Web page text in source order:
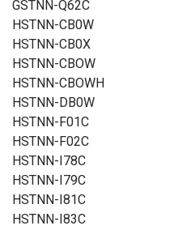
GSTNN-Q62C
HSTNN-CB0W
HSTNN-CB0X
HSTNN-CBOW
HSTNN-CBOWH
HSTNN-DB0W
HSTNN-F01C
HSTNN-F02C
HSTNN-I78C
HSTNN-I79C
HSTNN-I81C
HSTNN-I83C